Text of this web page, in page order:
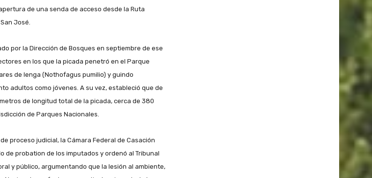
de una senda de acceso desde la Ruta
José.
por la Dirección de Bosques en septiembre de ese
en los que la picada penetró en el Parque
de lenga (Nothofagus pumilio) y guindo
adultos como jóvenes. A su vez, estableció que de
de longitud total de la picada, cerca de 380
de Parques Nacionales.
proceso judicial, la Cámara Federal de Casación
de probation de los imputados y ordenó al Tribunal
y público, argumentando que la lesión al ambiente,